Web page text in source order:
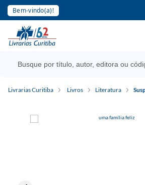
Bem-vindo(a)!
Livrarias Curitiba Livros Literatura